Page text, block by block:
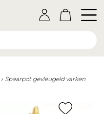
Spaarpot gevleugeld varken